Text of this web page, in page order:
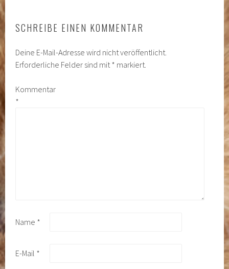
SCHREIBE EINEN KOMMENTAR
Deine E-Mail-Adresse wird nicht veröffentlicht.
Erforderliche Felder sind mit * markiert.
Kommentar
*
Name *
E-Mail *